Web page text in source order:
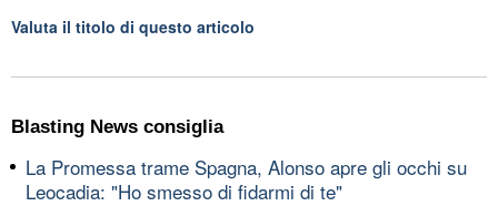
Valuta il titolo di questo articolo
Blasting News consiglia
La Promessa trame Spagna, Alonso apre gli occhi su
Leocadia: "Ho smesso di fidarmi di te"